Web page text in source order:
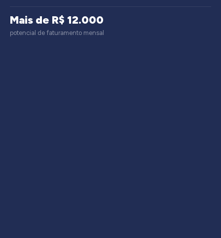
Mais de R$ 12.000
potencial de faturamento mensal